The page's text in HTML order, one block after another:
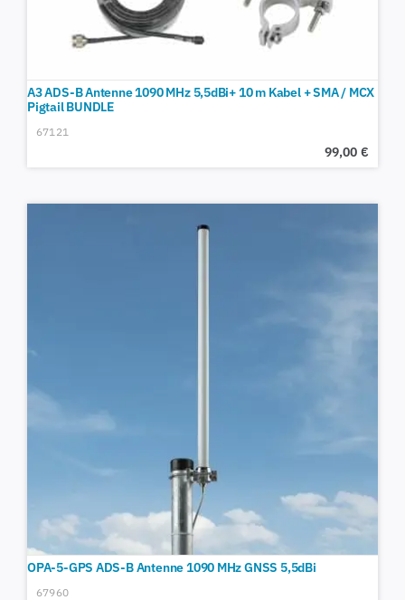
A3 ADS-B Antenne 1090 MHz 5,5dBi+ 10 m Kabel + SMA / MCX
Pigtail BUNDLE
67121
99,00 €
OPA-5-GPS ADS-B Antenne 1090 MHz GNSS 5,5dBi
67960